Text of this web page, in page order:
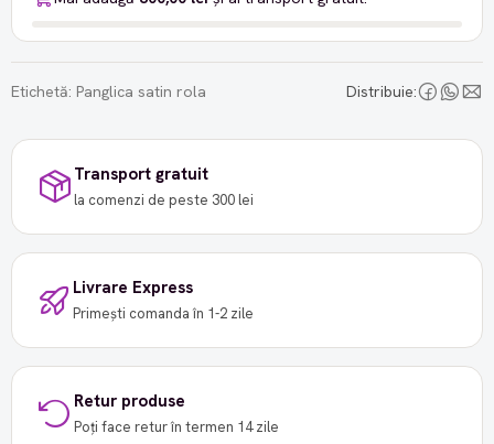
Etichetă: Panglica satin rola Distribuie:
Transport gratuit
la comenzi de peste 300 lei
Livrare Express
Primești comanda în 1-2 zile
Retur produse
Poți face retur în termen 14 zile